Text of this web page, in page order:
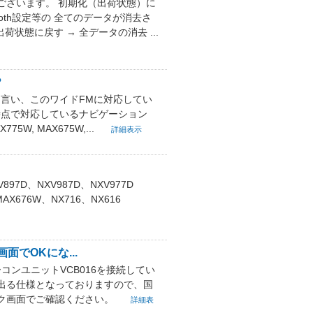
ざいます。 初期化（出荷状態）に
設定等の 全てのデータが消去さ
状態に戻す → 全データの消去 ...
い、このワイドFMに対応してい
で対応しているナビゲーション
MAX675W,...
詳細表示
、NXV987D、NXV977D
、NX716、NX616
面でOKにな...
ンユニットVCB016を接続してい
る仕様となっておりますので、国
画面でご確認ください。
詳細表